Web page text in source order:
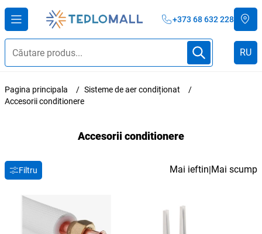
+373 68 632 228
RU
Pagina principala
Sisteme de aer condiționat
Accesorii conditionere
Accesorii conditionere
Filtru Mai ieftin|Mai scump